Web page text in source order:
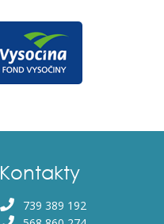
Kontakty
739 389 192